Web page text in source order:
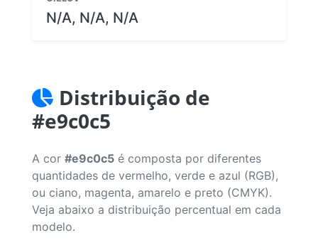
N/A, N/A, N/A
Distribuição de
#e9c0c5
A cor #e9c0c5 é composta por diferentes
quantidades de vermelho, verde e azul (RGB),
ou ciano, magenta, amarelo e preto (CMYK).
Veja abaixo a distribuição percentual em cada
modelo.